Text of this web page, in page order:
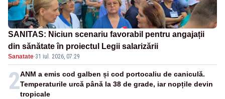
SANITAS: Niciun scenariu favorabil pentru angajații
din sănătate în proiectul Legii salarizării
Sanatate·31 iul. 2026, 07:29
2ANM a emis cod galben și cod portocaliu de caniculă.
Temperaturile urcă până la 38 de grade, iar nopțile devin
tropicale